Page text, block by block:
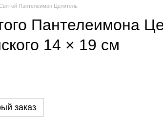
Пантелеимон Целитель
Пантелеимона
14 × 19 см
заказ